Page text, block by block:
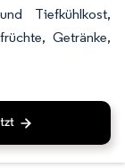
Tiefkühlkost,
Getränke,